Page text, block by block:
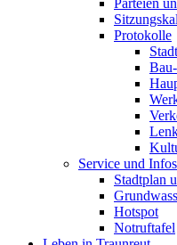
Parteien
Protokolle
Service und Infos
Stadtplan
Hotspot
Notruftafel